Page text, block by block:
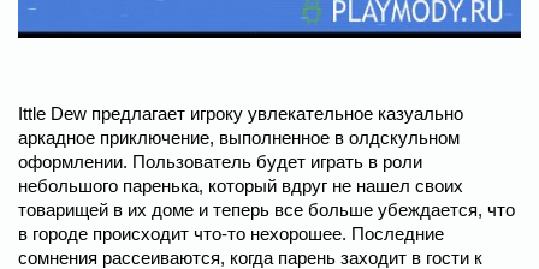
Ittle Dew предлагает игроку увлекательное казуально
аркадное приключение, выполненное в олдскульном
оформлении. Пользователь будет играть в роли
небольшого паренька, который вдруг не нашел своих
товарищей в их доме и теперь все больше убеждается, что
в городе происходит что-то нехорошее. Последние
сомнения рассеиваются, когда парень заходит в гости к